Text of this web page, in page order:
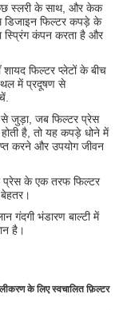
स्लरी के साथ, और केक
डिजाइन फिल्टर कपड़े के
कंपन करता है और
फिल्टर प्लेटों के बीच
में प्रदूषण से
से जुड़ा, जब फिल्टर प्रेस
है, तो यह कपड़े धोने में
करने और उपयोग जीवन
प्रेस के एक तरफ फिल्टर
गंदगी भंडारण बाल्टी में
है।
के लिए स्वचालित फ़िल्टर